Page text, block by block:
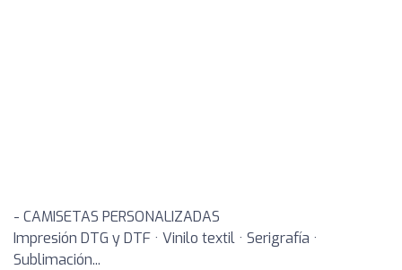
- CAMISETAS PERSONALIZADAS
Impresión DTG y DTF · Vinilo textil · Serigrafía ·
Sublimación...